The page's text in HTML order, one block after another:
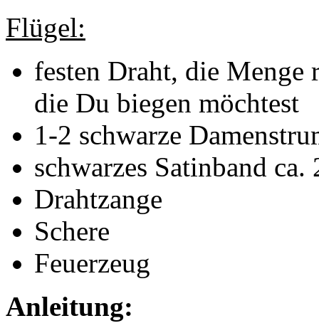
Flügel:
festen Draht, die Menge
die Du biegen möchtest
1-2 schwarze
schwarzes Satinband
Drahtzange
Schere
Feuerzeug
Anleitung: